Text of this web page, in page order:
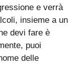
e verrà
insieme a un
devi fare è
puoi
delle